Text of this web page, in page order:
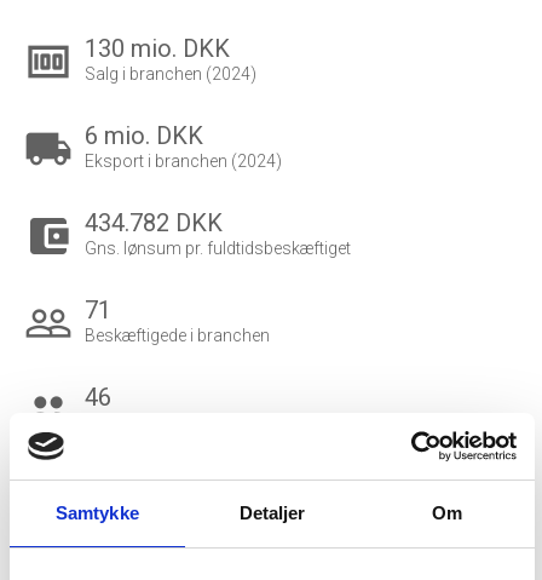
Samtykke Detaljer Om
money 130 mio. DKK
Salg i branchen (2024)
local_shipping 6 mio. DKK
Eksport i branchen (2024)
account_balance_wallet 434.782 DKK
Gns. lønsum pr. fuldtidsbeskæftiget
people_outline 71
Beskæftigede i branchen
group 46
46
Beskæftigede kvinder i branchen